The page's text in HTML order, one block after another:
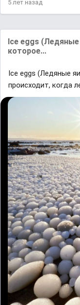
5 лет назад
Ice eggs (Ледяные
которое...
Ice eggs (Ледяные
происходит, когда